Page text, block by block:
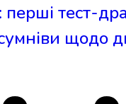
перші тест-
щодо